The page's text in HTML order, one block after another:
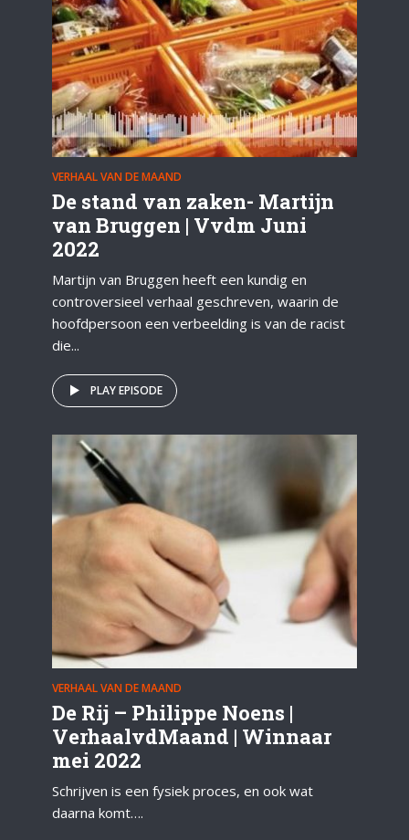
VERHAAL VAN DE MAAND
De stand van zaken- Martijn
van Bruggen | Vvdm Juni
2022
Martijn van Bruggen heeft een kundig en
controversieel verhaal geschreven, waarin de
hoofdpersoon een verbeelding is van de racist
die...
PLAY EPISODE
VERHAAL VAN DE MAAND
De Rij – Philippe Noens |
VerhaalvdMaand | Winnaar
mei 2022
Schrijven is een fysiek proces, en ook wat
daarna komt….